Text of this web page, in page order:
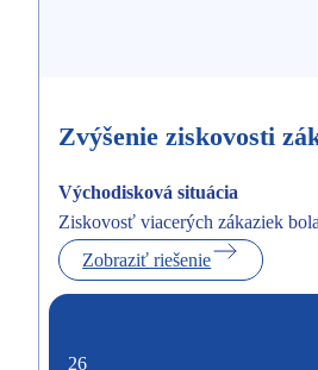
Zvýšenie ziskovosti
Východisková situácia
Ziskovosť viacerých zákaziek
Zobraziť riešenie
26